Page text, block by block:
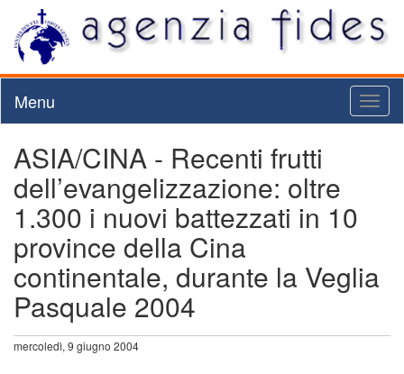
Menu
ASIA/CINA - Recenti frutti
dell’evangelizzazione: oltre
1.300 i nuovi battezzati in 10
province della Cina
continentale, durante la Veglia
Pasquale 2004
mercoledì, 9 giugno 2004